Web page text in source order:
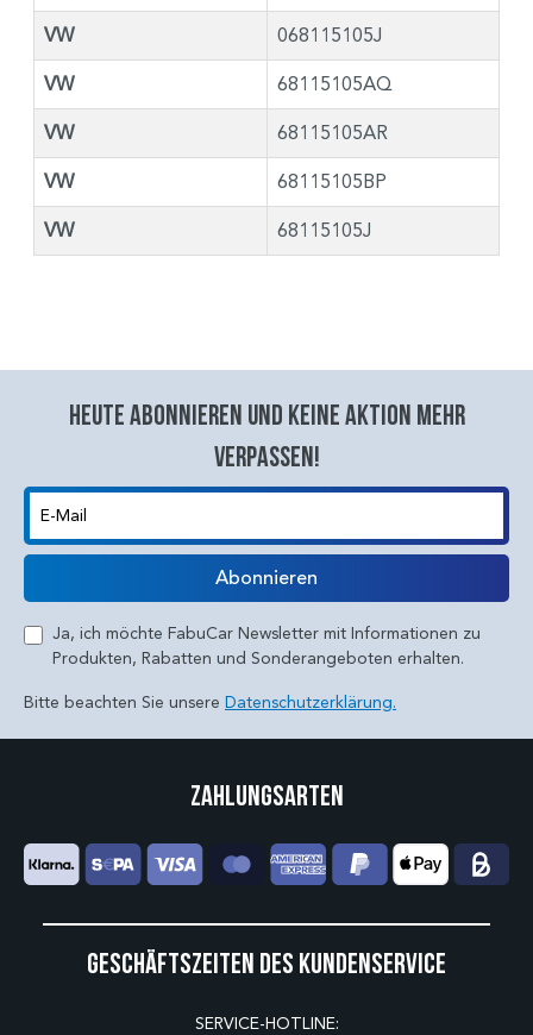
VW 068115105J
VW 68115105AQ
VW 68115105AR
VW 68115105BP
VW 68115105J
Heute abonnieren und keine aktion mehr
verpassen!
E-Mail
Abonnieren
Ja, ich möchte FabuCar Newsletter mit Informationen zu
Produkten, Rabatten und Sonderangeboten erhalten.
Bitte beachten Sie unsere Datenschutzerklärung.
Geschäftszeiten des Kundenservice
SERVICE-HOTLINE:
Zahlungsarten